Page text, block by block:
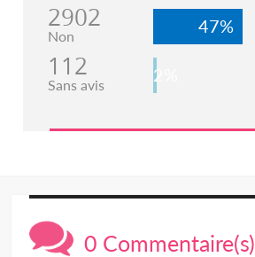
2902
Non 47%
112
Sans avis 2%
0 Commentaire(s)